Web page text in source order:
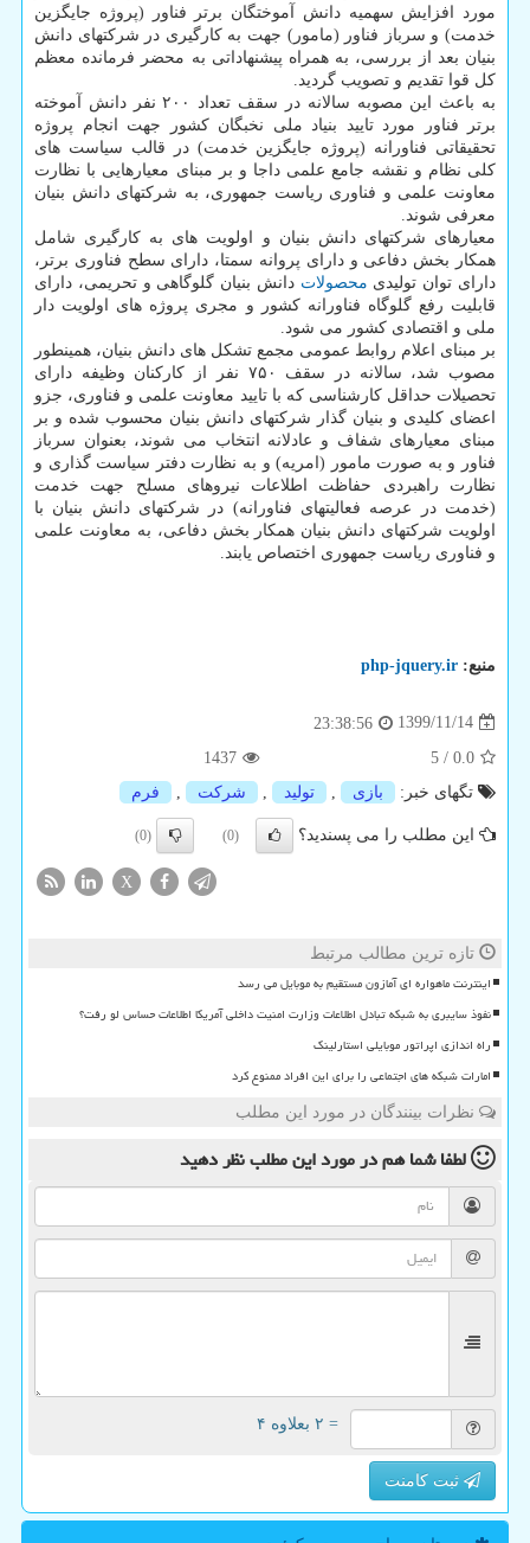
مورد افزایش سهمیه دانش آموختگان برتر فناور (پروژه جایگزین
خدمت) و سرباز فناور (مامور) جهت به کارگیری در شرکتهای دانش
بنیان بعد از بررسی، به همراه پیشنهاداتی به محضر فرمانده معظم
کل قوا تقدیم و تصویب گردید.
به باعث این مصوبه سالانه در سقف تعداد ۲۰۰ نفر دانش آموخته
برتر فناور مورد تایید بنیاد ملی نخبگان کشور جهت انجام پروژه
تحقیقاتی فناورانه (پروژه جایگزین خدمت) در قالب سیاست های
کلی نظام و نقشه جامع علمی داجا و بر مبنای معیارهایی با نظارت
معاونت علمی و فناوری ریاست جمهوری، به شرکتهای دانش بنیان
معرفی شوند.
معیارهای شرکتهای دانش بنیان و اولویت های به کارگیری شامل
همکار بخش دفاعی و دارای پروانه سمتا، دارای سطح فناوری برتر،
دارای توان تولیدی محصولات دانش بنیان گلوگاهی و تحریمی، دارای
قابلیت رفع گلوگاه فناورانه کشور و مجری پروژه های اولویت دار
ملی و اقتصادی کشور می شود.
بر مبنای اعلام روابط عمومی مجمع تشکل های دانش بنیان، همینطور
مصوب شد، سالانه در سقف ۷۵۰ نفر از کارکنان وظیفه دارای
تحصیلات حداقل کارشناسی که با تایید معاونت علمی و فناوری، جزو
اعضای کلیدی و بنیان گذار شرکتهای دانش بنیان محسوب شده و بر
مبنای معیارهای شفاف و عادلانه انتخاب می شوند، بعنوان سرباز
فناور و به صورت مامور (امریه) و به نظارت دفتر سیاست گذاری و
نظارت راهبردی حفاظت اطلاعات نیروهای مسلح جهت خدمت
(خدمت در عرصه فعالیتهای فناورانه) در شرکتهای دانش بنیان با
اولویت شرکتهای دانش بنیان همکار بخش دفاعی، به معاونت علمی
و فناوری ریاست جمهوری اختصاص یابند.
منبع: php-jquery.ir
1399/11/14
23:38:56
0.0
/
5
1437
تگهای خبر:
بازی تولید شركت فرم
این مطلب را می پسندید؟ (0)
(0)
X
تازه ترین مطالب مرتبط
اینترنت ماهواره ای آمازون مستقیم به موبایل می رسد
نفوذ سایبری به شبکه تبادل اطلاعات وزارت امنیت داخلی آمریکا اطلاعات حساس لو رفت؟
راه اندازی اپراتور موبایلی استارلینک
امارات شبکه های اجتماعی را برای این افراد ممنوع کرد
نظرات بینندگان در مورد این مطلب
لطفا شما همدر مورد این مطلبنظر دهید
= ۲ بعلاوه ۴
ثبت کامنت